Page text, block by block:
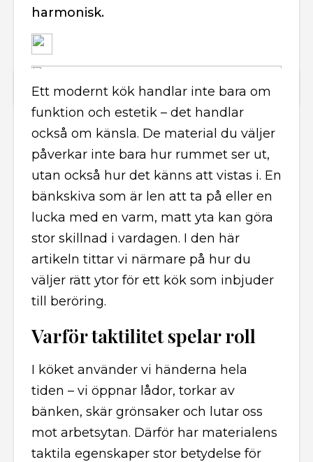
harmonisk.
Ett modernt kök handlar inte bara om
funktion och estetik – det handlar
också om känsla. De material du väljer
påverkar inte bara hur rummet ser ut,
utan också hur det känns att vistas i. En
bänkskiva som är len att ta på eller en
lucka med en varm, matt yta kan göra
stor skillnad i vardagen. I den här
artikeln tittar vi närmare på hur du
väljer rätt ytor för ett kök som inbjuder
till beröring.
Varför taktilitet spelar roll
I köket använder vi händerna hela
tiden – vi öppnar lådor, torkar av
bänken, skär grönsaker och lutar oss
mot arbetsytan. Därför har materialens
taktila egenskaper stor betydelse för